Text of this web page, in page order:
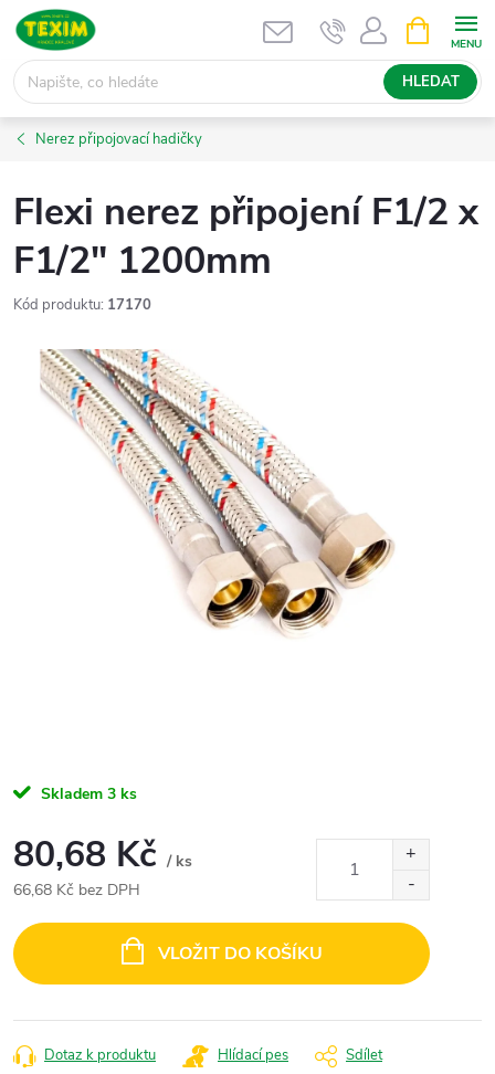
Přejít
obsah
HLEDAT
NÁKUPNÍ
KOŠÍK
Nerez připojovací hadičky
Flexi nerez připojení F1/2 x
F1/2" 1200mm
Kód produktu: 17170
Skladem 3 ks
80,68 Kč / ks
66,68 Kč bez DPH
cena:
VLOŽIT DO KOŠÍKU
Dotaz k produktu Hlídací pes Sdílet